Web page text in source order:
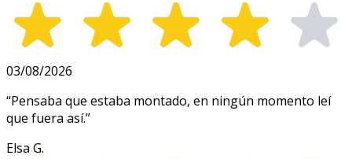
03/08/2026
“Pensaba que estaba montado, en ningún momento leí
que fuera así.”
Elsa G.